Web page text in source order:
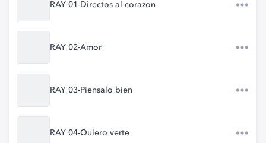
RAY 01-Directos al corazon
RAY 02-Amor
RAY 03-Piensalo bien
RAY 04-Quiero verte